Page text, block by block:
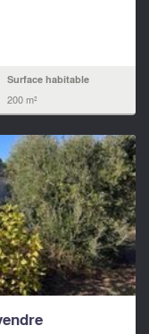
Surface habitable
200 m²